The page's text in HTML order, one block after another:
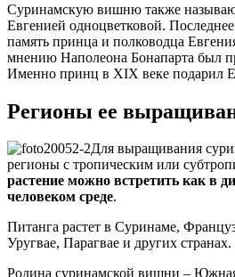
Суринамскую вишню также
Евгенией одноцветковой.
память принца и полководца
мнению Наполеона Бонапарта был
Именно принц в XIX веке подарил
Регионы ее
Для выращивания
регионы с тропическим или
растение можно встретить как в
человеком среде.
Питанга растет в Суринаме,
Уругвае, Парагвае и других странах.
Родина суринамской вишни –